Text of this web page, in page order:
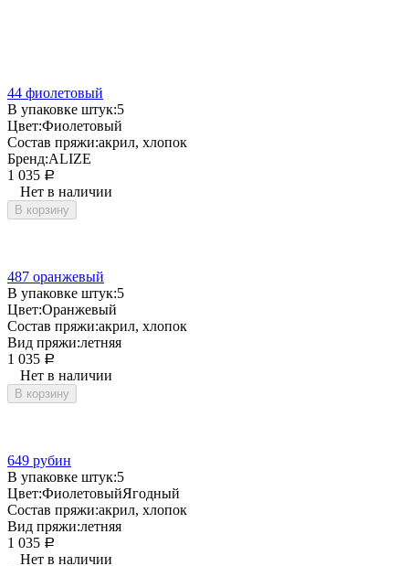
44 фиолетовый
В упаковке штук:5
Цвет:Фиолетовый
Состав пряжи:акрил, хлопок
Бренд:ALIZE
1 035 Р
Нет в наличии
В корзину
487 оранжевый
В упаковке штук:5
Цвет:Оранжевый
Состав пряжи:акрил, хлопок
Вид пряжи:летняя
1 035 Р
Нет в наличии
В корзину
649 рубин
В упаковке штук:5
Цвет:ФиолетовыйЯгодный
Состав пряжи:акрил, хлопок
Вид пряжи:летняя
1 035 Р
Нет в наличии